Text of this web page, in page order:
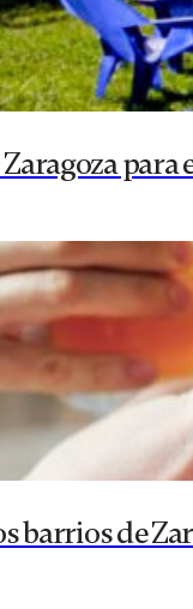
para
barrios de